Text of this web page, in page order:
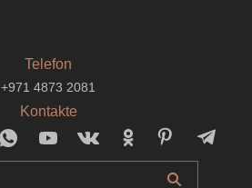
Telefon
+971 4873 2081
Kontakte